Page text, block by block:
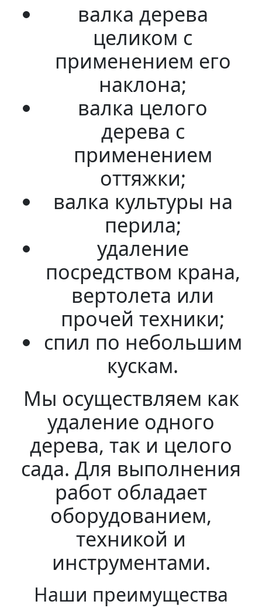
валка дерева
целиком с
применением его
наклона;
валка целого
дерева с
применением
оттяжки;
валка культуры на
перила;
удаление
посредством крана,
вертолета или
прочей техники;
спил по небольшим
кускам.
Мы осуществляем как
удаление одного
дерева, так и целого
сада. Для выполнения
работ обладает
оборудованием,
техникой и
инструментами.
Наши преимущества